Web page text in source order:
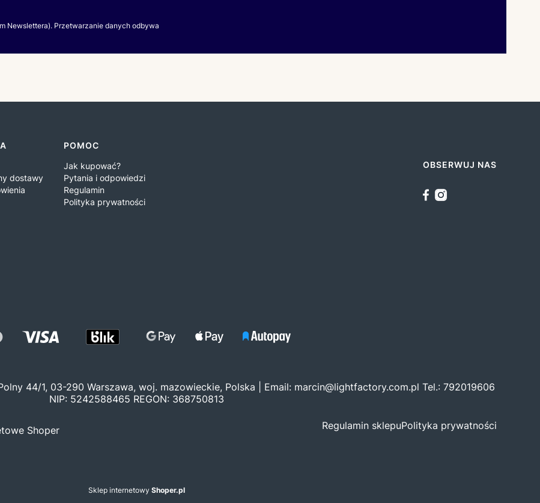
Newslettera). Przetwarzanie danych odbywa
dostawy
POMOC
Jak kupować?
Pytania i odpowiedzi
Regulamin
Polityka prywatności
OBSERWUJ NAS
44/1, 03-290 Warszawa, woj. mazowieckie, Polska | Email: marcin@lightfactory.com.pl Tel.: 792019606
NIP: 5242588465 REGON: 368750813
Shoper Regulamin sklepuPolityka prywatności
Sklep internetowy Shoper.pl